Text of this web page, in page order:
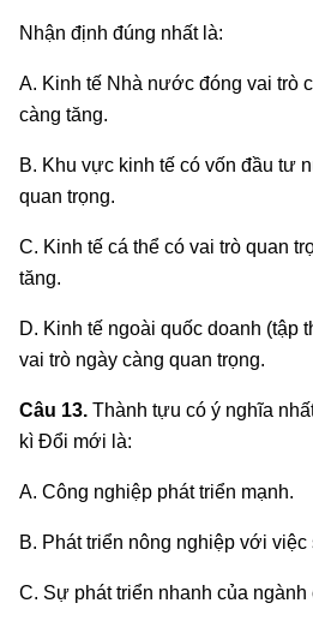
Nhận định đúng nhất là:
A. Kinh tế Nhà nước đóng vai trò
càng tăng.
B. Khu vực kinh tế có vốn đầu tư
quan trọng.
C. Kinh tế cá thể có vai trò quan
tăng.
D. Kinh tế ngoài quốc doanh (tập
vai trò ngày càng quan trọng.
Câu 13. Thành tựu có ý nghĩa
kì Đổi mới là:
A. Công nghiệp phát triển mạnh.
B. Phát triển nông nghiệp với
C. Sự phát triển nhanh của ngành